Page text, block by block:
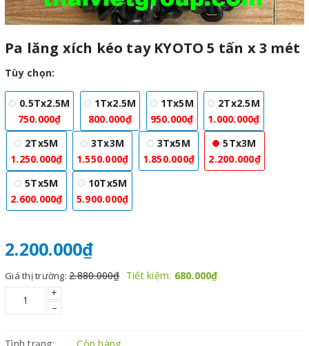
Pa lăng xích kéo tay KYOTO 5 tấn x 3 mét
Tùy chọn:
0.5Tx2.5M
750.000₫
1Tx2.5M
800.000₫
1Tx5M
950.000₫
2Tx2.5M
1.000.000₫
2Tx5M
1.250.000₫
3Tx3M
1.550.000₫
3Tx5M
1.850.000₫
5Tx3M
2.200.000₫
5Tx5M
2.600.000₫
10Tx5M
5.900.000₫
2.200.000₫
Giá thị trường: 2.880.000₫ Tiết kiệm: 680.000₫
+
–
Tình trạng:
Còn hàng